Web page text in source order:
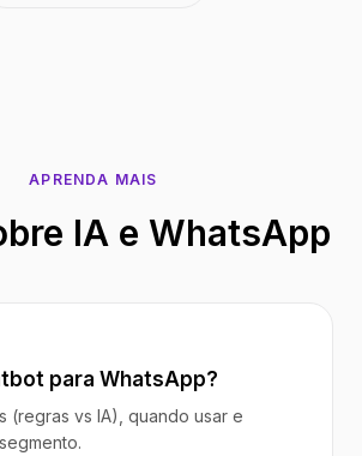
APRENDA MAIS
IA e WhatsApp
para WhatsApp?
(regras vs IA), quando usar e